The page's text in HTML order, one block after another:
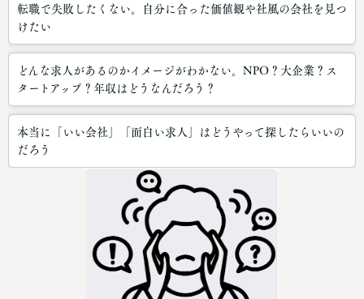
転職で失敗したくない。自分に合った価値観や社風の会社を見つ
けたい
どんな求人があるのかイメージがわかない。NPO？大企業？ス
タートアップ？年収はどうなんだろう？
本当に「いい会社」「面白い求人」はどうやって探したらいいの
だろう